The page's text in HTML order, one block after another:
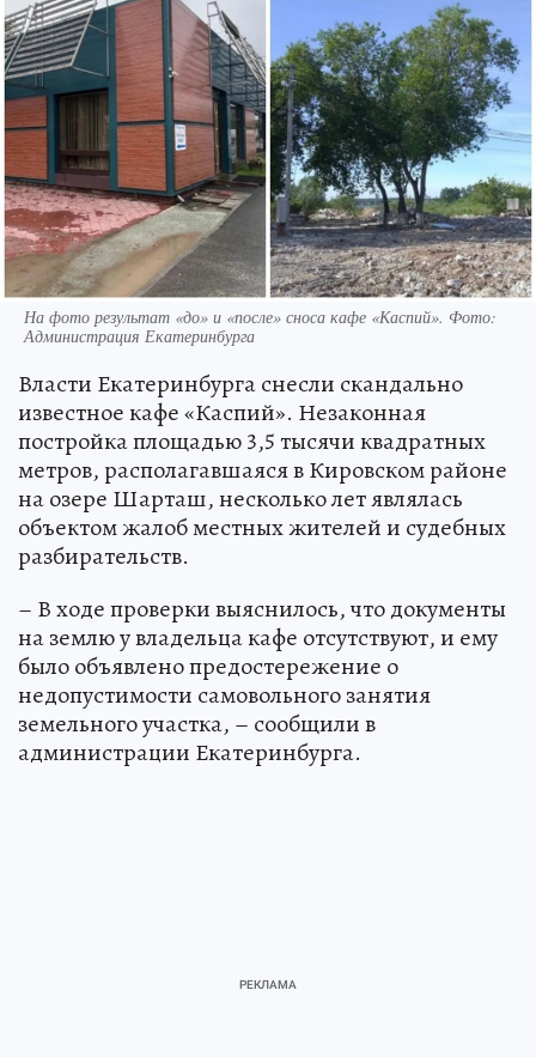
На фото результат «до» и «после» сноса кафе «Каспий». Фото:
Администрация Екатеринбурга
Власти Екатеринбурга снесли скандально
известное кафе «Каспий». Незаконная
постройка площадью 3,5 тысячи квадратных
метров, располагавшаяся в Кировском районе
на озере Шарташ, несколько лет являлась
объектом жалоб местных жителей и судебных
разбирательств.
– В ходе проверки выяснилось, что документы
на землю у владельца кафе отсутствуют, и ему
было объявлено предостережение о
недопустимости самовольного занятия
земельного участка, – сообщили в
администрации Екатеринбурга.